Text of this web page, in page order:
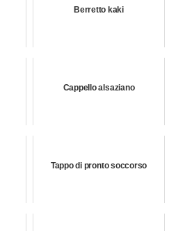
Berretto kaki
Cappello alsaziano
Tappo di pronto soccorso